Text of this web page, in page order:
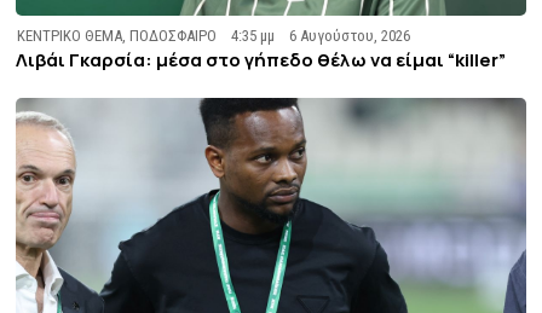
ΚΕΝΤΡΙΚΟ ΘΕΜΑ ,ΠΟΔΟΣΦΑΙΡΟ 4:35 μμ 6 Αυγούστου, 2026
Λιβάι Γκαρσία: μέσα στο γήπεδο θέλω να είμαι “killer”